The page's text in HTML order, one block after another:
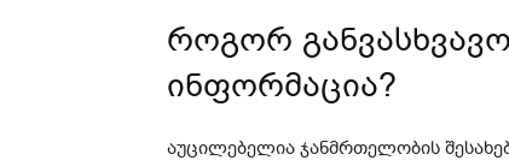
როგორ
ინფორმაცია?
აუცილებელია ჯანმრთელობის